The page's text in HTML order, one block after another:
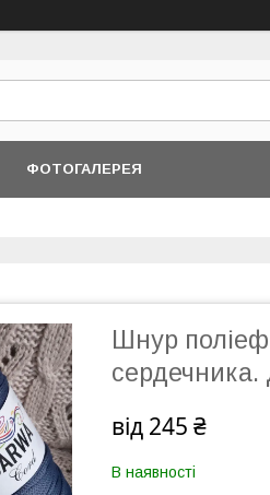
ФОТОГАЛЕРЕЯ
Шнур
від 245 ₴
В наявності